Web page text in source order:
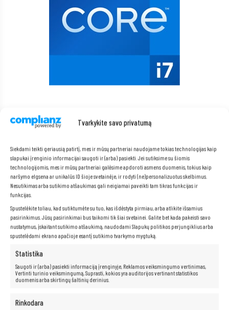
Tvarkykite savo privatumą
Siekdami teikti geriausią patirtį, mes ir mūsų partneriai naudojame tokias technologijas kaip
slapukai įrenginio informacijai saugoti ir (arba) pasiekti. Jei sutiksime su šiomis
technologijomis, mes ir mūsų partneriai galėsime apdoroti asmens duomenis, tokius kaip
naršymo elgsena ar unikalūs ID šioje svetainėje, ir rodyti (ne)personalizuotus skelbimus.
Nesutikimas arba sutikimo atšaukimas gali neigiamai paveikti tam tikras funkcijas ir
funkcijas.
Spustelėkite toliau, kad sutiktumėte su tuo, kas išdėstyta pirmiau, arba atlikite išsamius
pasirinkimus. Jūsų pasirinkimai bus taikomi tik šiai svetainei. Galite bet kada pakeisti savo
nustatymus, įskaitant sutikimo atšaukimą, naudodami Slapukų politikos perjungiklius arba
spustelėdami ekrano apačioje esantį sutikimo tvarkymo mygtuką.
Statistika
Saugoti ir (arba) pasiekti informaciją įrenginyje, Reklamos veiksmingumo vertinimas,
Vertinti turinio veiksmingumą, Suprasti, kokios yra auditorijos vertinant statistikos
duomenis arba skirtingų šaltinių derinius.
Rinkodara
Pridėtas DisplayPort į VGA adapteris
Stalinis kompiuteris tiekiamas su praktišku DisplayPort į VGA adapteriu,
kuris leidžia lengvai prijungti senesnius monitorius prie modernios
įrangos. Tai leidžia vartotojams naudoti turimus įrenginius be investicijų
į naujus ekranus. Adapteris užtikrina stabilų ryšį ir gerą vaizdo kokybę, o
tai reiškia patogumą ir didesnį lankstumą konfigūruojant darbo vietą.